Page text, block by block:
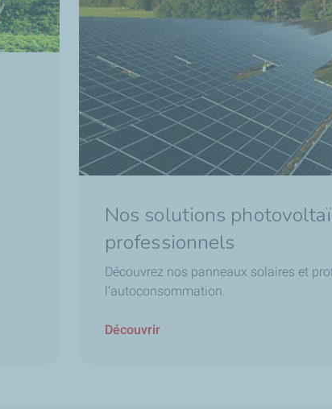
Nos solutions
professionnels
Découvrez nos panneaux solaires et
l’autoconsommation.
Découvrir